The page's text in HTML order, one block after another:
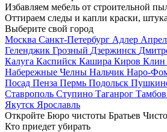
Избавляем мебель от строительной
Оттираем следы и капли краски,
Выберите свой город
Москва Санкт-Петербург Адлер
Геленджик Грозный Дзержинск
Калуга Каспийск Кашира Киров Клин
Набережные Челны Нальчик Наро-
Посад Пенза Пермь Подольск
Ставрополь Ступино Таганрог Тамбов
Якутск Ярославль
Откройте Бюро чистоты Братьев
Кто приедет убирать